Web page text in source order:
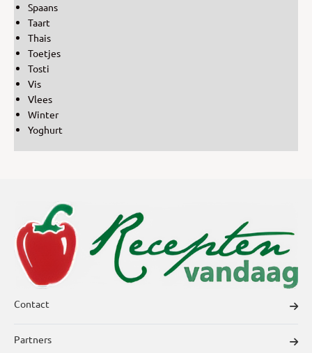
Spaans
Taart
Thais
Toetjes
Tosti
Vis
Vlees
Winter
Yoghurt
Contact
Partners